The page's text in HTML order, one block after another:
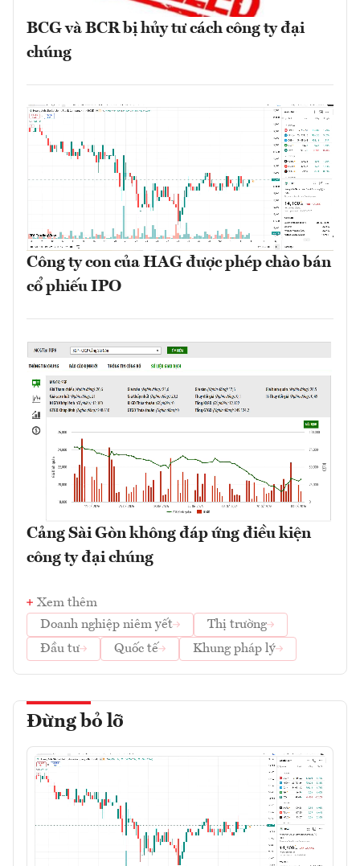
BCG và BCR bị hủy tư cách công ty đại
chúng
Công ty con của HAG được phép chào bán
cổ phiếu IPO
Cảng Sài Gòn không đáp ứng điều kiện
công ty đại chúng
Xem thêm
Doanh nghiệp niêm yết
Thị trường
Đầu tư
Quốc tế Khung pháp lý
Đừng bỏ lỡ